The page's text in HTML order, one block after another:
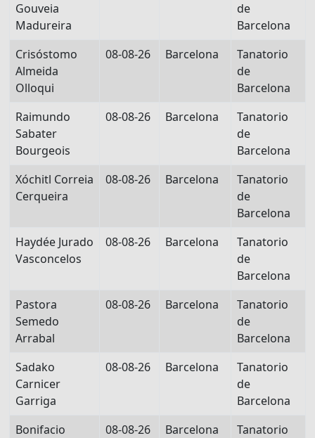
Gouveia
Madureira
de
Barcelona
Crisóstomo
Almeida
Olloqui
08-08-26 Barcelona
Tanatorio
de
Barcelona
Raimundo
Sabater
Bourgeois
08-08-26 Barcelona
Tanatorio
de
Barcelona
Xóchitl Correia
Cerqueira
08-08-26 Barcelona
Tanatorio
de
Barcelona
Haydée Jurado
Vasconcelos
08-08-26 Barcelona
Tanatorio
de
Barcelona
Pastora
Semedo
Arrabal
08-08-26 Barcelona
Tanatorio
de
Barcelona
Sadako
Carnicer
Garriga
08-08-26 Barcelona
Tanatorio
de
Barcelona
Bonifacio
08-08-26 Barcelona
Tanatorio